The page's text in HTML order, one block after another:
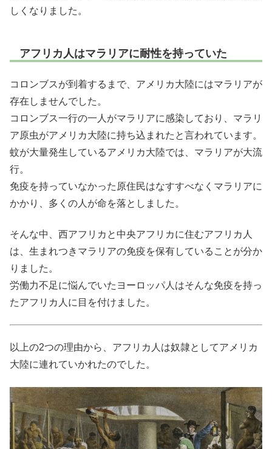
しくなりました。
アフリカ人はマラリアに耐性を持っていた
コロンブスが到着するまで、アメリカ大陸にはマラリアが
存在しませんでした。
コロンブス一行の一人がマラリアに感染しており、マラリ
ア原虫がアメリカ大陸に持ち込まれたと言われています。
蚊が大量発生しているアメリカ大陸では、マラリアが大流
行。
免疫を持っていなかった原住民はなすすべなくマラリアに
かかり、多くの人が命を落としました。
そんな中、西アフリカと中央アフリカに住むアフリカ人
は、生まれつきマラリアの免疫を保有していることが分か
りました。
労働力不足に悩んでいたヨーロッパ人はそんな免疫を持っ
たアフリカ人に目を付けました。
以上の2つの理由から、アフリカ人は奴隷としてアメリカ
大陸に連れていかれたのでした。